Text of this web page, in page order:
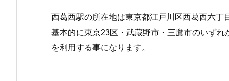
西葛西駅の所在地は東京都江戸川区西葛西六丁
基本的に東京23区・武蔵野市・三鷹市のいず
を利用する事になります。